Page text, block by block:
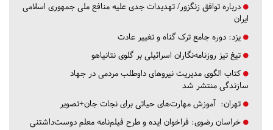
درباره توافق زنگزور/ تهدیدات جدی علیه منافع ملی جمهوری اسلامی
ایران
یزد: دوره جامع ترک گناه و تغییر عادت
تیغ تیز روزنامه‌نگاران اسرائیلی بر گلوی نتانیاهو
کتاب الگوی مدیریت نیروهای داوطلب مردمی در جهاد
سازندگی منتشر شد
تهران: آموزش مهارت‌های حیاتی برای نجات جان+تصویر
خراسان رضوی: فراخوان ایده و طرح فیلم‌نامه معلم دوست‌داشتنی